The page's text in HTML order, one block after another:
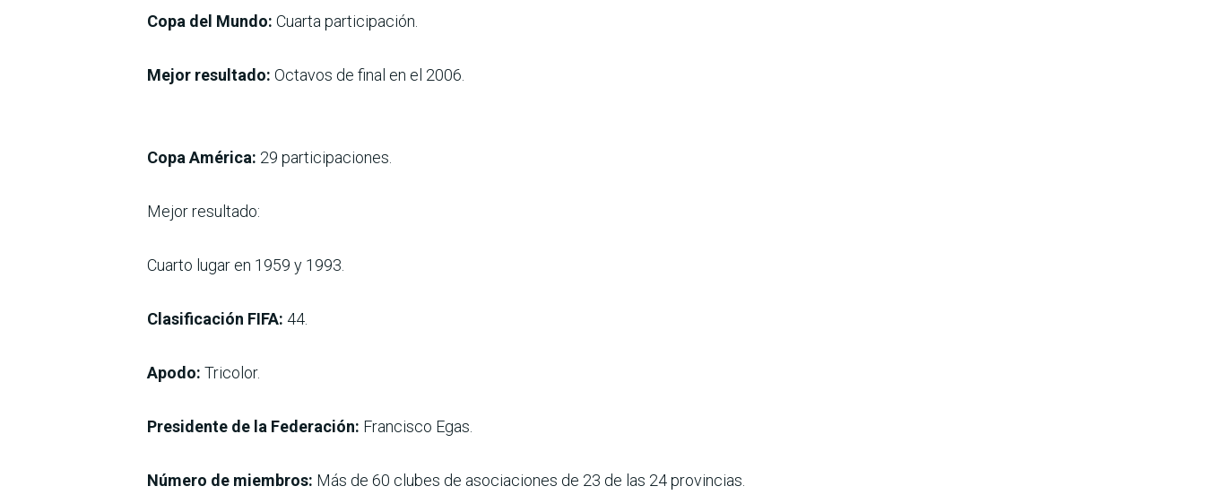
Copa del Mundo: Cuarta participación.
Mejor resultado: Octavos de final en el 2006.
Copa América: 29 participaciones.
Mejor resultado:
Cuarto lugar en 1959 y 1993.
Clasificación FIFA: 44.
Apodo: Tricolor.
Presidente de la Federación: Francisco Egas.
Número de miembros: Más de 60 clubes de asociaciones de 23 de las 24 provincias.